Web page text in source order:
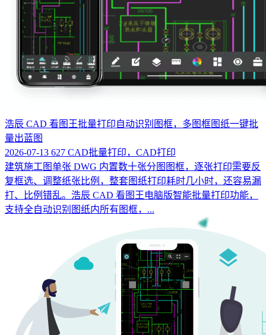
浩辰 CAD 看图王批量打印自动识别图框，多图框图纸一键批
量出蓝图
2026-07-13 627 CAD批量打印，CAD打印
建筑施工图单张 DWG 内置数十张分图图框，逐张打印需要反
复框选、调整纸张比例，整套图纸打印耗时几小时，还容易漏
打、比例错乱。浩辰 CAD 看图王电脑版智能批量打印功能，
支持全自动识别图纸内所有图框，...